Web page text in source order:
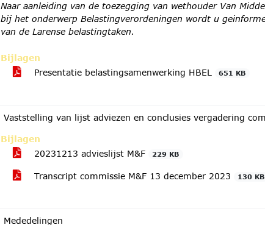
Naar aanleiding van de toezegging van wethouder Van
bij het onderwerp Belastingverordeningen wordt u
van de Larense belastingtaken.
Bijlagen
Presentatie belastingsamenwerking HBEL
651 KB
Vaststelling van lijst adviezen en conclusies vergadering
Bijlagen
20231213 advieslijst M&F
229 KB
Transcript commissie M&F 13 december 2023 130 KB
Mededelingen